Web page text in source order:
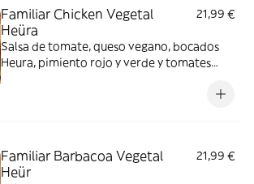
Familiar Chicken Vegetal
Heüra
21,99 €
Salsa de tomate, queso vegano, bocados
Heura, pimiento rojo y verde y tomates
Familiar Barbacoa Vegetal
Heür
21,99 €